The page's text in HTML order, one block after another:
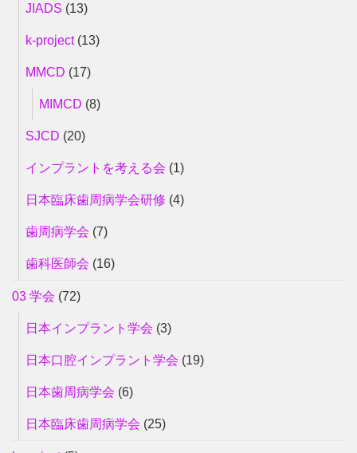
JIADS (13)
k-project(13)
MMCD (17)
MIMCD (8)
SJCD (20)
インプラントを考える会 (1)
日本臨床歯周病学会研修 (4)
歯周病学会 (7)
歯科医師会 (16)
03 学会 (72)
日本インプラント学会 (3)
日本口腔インプラント学会 (19)
日本歯周病学会 (6)
日本臨床歯周病学会 (25)